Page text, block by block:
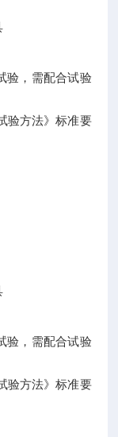
验，需配合试验
验方法》标准要
验，需配合试验
验方法》标准要